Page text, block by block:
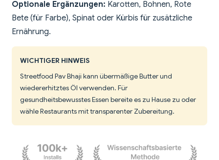
Optionale Ergänzungen: Karotten, Bohnen, Rote
Bete (für Farbe), Spinat oder Kürbis für zusätzliche
Ernährung.
WICHTIGER HINWEIS
Streetfood Pav Bhaji kann übermäßige Butter und
wiedererhitztes Öl verwenden. Für
gesundheitsbewusstes Essen bereite es zu Hause zu oder
wähle Restaurants mit transparenter Zubereitung.